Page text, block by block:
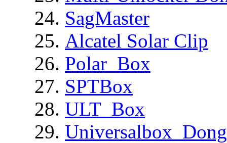
SagMaster
Alcatel Solar Clip
Polar_Box
SPTBox
ULT_Box